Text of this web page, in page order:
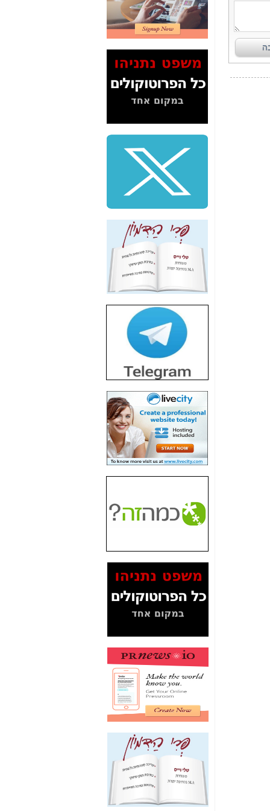
2" על תעלולי השר
משה כחלון -כאן
הסלולר" ואיך מסרסים
את הנתונים לציבור -
כאן
סיכום ביקור בסיליקון
שלמה פילבר (עד
לאחרונה מנכ"ל משרד
התקשורת) - עד
מדינה? הצחקתם
"יש אפליה בחקירה"?
חשיפה: למה השר
משה כחלון לא נחקר
עד היום? -
כאן
הדומה לזו של "תיק
4000" אך בתחום
הסלולר -
חשיפת מה שלא
רוצים שתדעו בעניין
פריסת אנלימיטד
(בניחוח בלתי נסבל) -
כאן
חשיפה: איוב קרא
אישר לקבוצת סלקום
בדיוק מה שביבי אישר
כאן
האם השר איוב קרא
היה צריך בכלל לחתום
על האישור, שנתן
האם ביבי וקרא קבלו
בכלל תמורה עבור
המסמכים בנושא בזק-
Yes (תיק 4000)
לאיש הלא נכון! -כאן
עובדות ומסמכים
האם ביבי כשר
תקשורת עזר לקב'
בזק? -כאן
מה מקור ה-Fake
News שהביא לתפירת
תיק לביבי והעלמת
החשודים הנכונים -כאן
אחת הרגליים של "תיק
4000 התפור"
התמוטטה היום
בניצחון (כפול) של בזק
כאן
איך כתבות מפנקות